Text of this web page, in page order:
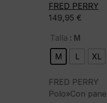
149,95 €
Talla : M
M
L XL
FRED PERRY
Polo»Con
FRED PERRY